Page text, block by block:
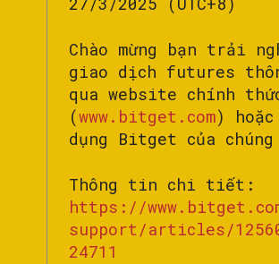
Chào mừng bạn trải
giao dịch futures
qua website chính
(www.bitget.com) hoặc
dụng Bitget của
Thông tin chi tiết:
https://
support/articles/
24711